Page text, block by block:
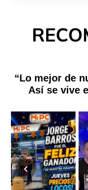
“Lo mejor de
Así se vive